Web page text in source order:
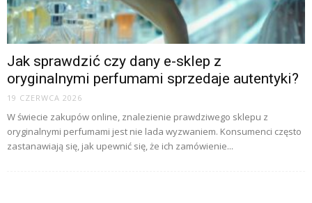
Jak sprawdzić czy dany e-sklep z
oryginalnymi perfumami sprzedaje autentyki?
19 CZERWCA 2026
W świecie zakupów online, znalezienie prawdziwego sklepu z
oryginalnymi perfumami jest nie lada wyzwaniem. Konsumenci często
zastanawiają się, jak upewnić się, że ich zamówienie...